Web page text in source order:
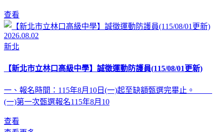
查看
2026.08.02
新北
【新北市立林口高級中學】誠徵運動防護員(115/08/01更新)
一、報名時間：115年8月10日(一)起至缺額甄選完畢止。
(一)第一次甄選報名115年8月10
查看